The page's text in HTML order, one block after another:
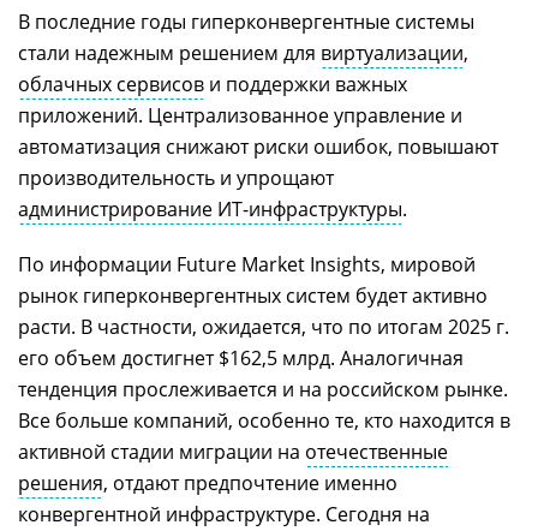
В последние годы гиперконвергентные системы
стали надежным решением для виртуализации,
облачных сервисов и поддержки важных
приложений. Централизованное управление и
автоматизация снижают риски ошибок, повышают
производительность и упрощают
администрирование ИТ-инфраструктуры.
По информации Future Market Insights, мировой
рынок гиперконвергентных систем будет активно
расти. В частности, ожидается, что по итогам 2025 г.
его объем достигнет $162,5 млрд. Аналогичная
тенденция прослеживается и на российском рынке.
Все больше компаний, особенно те, кто находится в
активной стадии миграции на отечественные
решения, отдают предпочтение именно
конвергентной инфраструктуре. Сегодня на